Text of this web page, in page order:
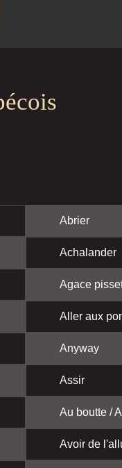
Abrier
Achalander
Agace
Aller aux
Anyway
Assir
Au boutte /
Avoir de